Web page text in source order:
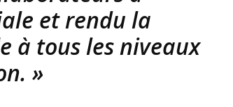
et rendu la
à tous les niveaux
»